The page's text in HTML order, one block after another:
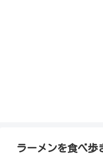
ラーメンを食べ歩